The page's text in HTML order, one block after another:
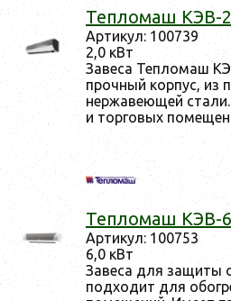
Тепломаш КЭВ-
Артикул: 100739
2,0 кВт
Завеса Тепломаш
прочный корпус, из
нержавеющей
и торговых
Тепломаш КЭВ-
Артикул: 100753
6,0 кВт
Завеса для защиты
подходит для